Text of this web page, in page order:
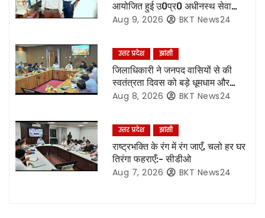
g
t
i
n
आयोजित हुई उ0प्र0 अधीनस्थ सेवा
चयन आयोग की प्राविधिक सहायक ग्रुप
Aug 9, 2026 BKT News24
उत्तर प्रदेश झांसी
जिलाधिकारी ने जनपद वासियों से की
स्वतंत्रता दिवस को बड़े धूमधाम और
हर्षोल्लास के साथ मनाएं जाने की अपील
Aug 8, 2026 BKT News24
उत्तर प्रदेश झांसी
राष्ट्रभक्ति के रंग में रंग जाएँ, चलो हर घर
तिरंगा फहराएँ:- सीडीओ
Aug 7, 2026 BKT News24